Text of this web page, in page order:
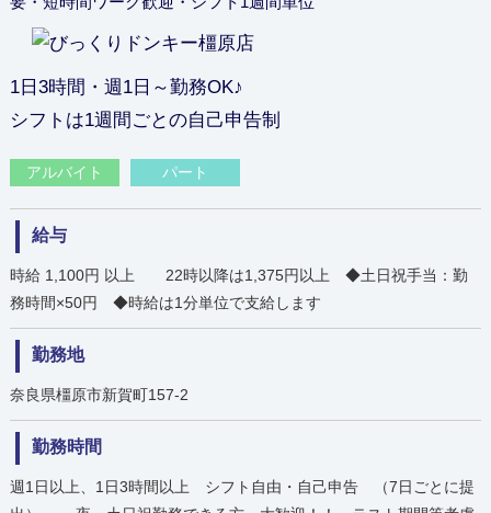
1日3時間・週1日～勤務OK♪
シフトは1週間ごとの自己申告制
アルバイト パート
給与
時給 1,100円 以上 22時以降は1,375円以上 ◆土日祝手当：勤
務時間×50円 ◆時給は1分単位で支給します
勤務地
奈良県橿原市新賀町157-2
勤務時間
週1日以上、1日3時間以上 シフト自由・自己申告 （7日ごとに提